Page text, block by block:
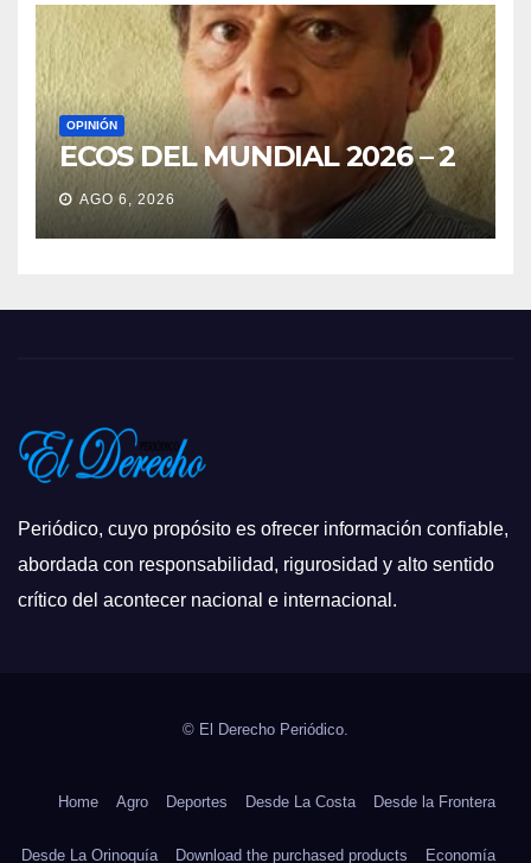
OPINIÓN
ECOS DEL MUNDIAL 2026 – 2
AGO 6, 2026
Periódico, cuyo propósito es ofrecer información confiable,
abordada con responsabilidad, rigurosidad y alto sentido
crítico del acontecer nacional e internacional.
© El Derecho Periódico.
Home Agro Deportes Desde La Costa Desde la Frontera
Desde La Orinoquía Download the purchased products Economía